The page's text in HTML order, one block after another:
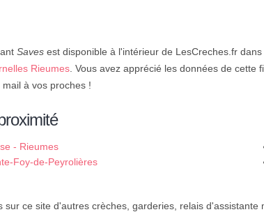
Saves est disponible à l'intérieur de LesCreches.fr
Rieumes. Vous avez apprécié les données de cette
à vos proches !
- Rieumes
Foy-de-Peyrolières
sur ce site d'autres crèches, garderies, relais d'assistante